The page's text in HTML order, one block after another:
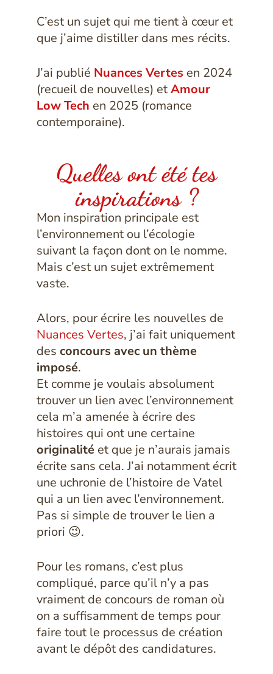
C’est un sujet qui me tient à cœur et
que j’aime distiller dans mes récits.
J’ai publié Nuances Vertes en 2024
(recueil de nouvelles) etAmour
Low Tech en 2025 (romance
contemporaine).
Quelles ont été tes
inspirations ?
Mon inspiration principale est
l’environnement ou l’écologie
suivant la façon dont on le nomme.
Mais c’est un sujet extrêmement
vaste.
Alors, pour écrire les nouvelles de
Nuances Vertes, j’ai fait uniquement
des concours avec un thème
imposé.
Et comme je voulais absolument
trouver un lien avec l’environnement
cela m’a amenée à écrire des
histoires qui ont une certaine
originalité et que je n’aurais jamais
écrite sans cela. J’ai notamment écrit
une uchronie de l’histoire de Vatel
qui a un lien avec l’environnement.
Pas si simple de trouver le lien a
priori 😉.
Pour les romans, c’est plus
compliqué, parce qu’il n’y a pas
vraiment de concours de roman où
on a suffisamment de temps pour
faire tout le processus de création
avant le dépôt des candidatures.